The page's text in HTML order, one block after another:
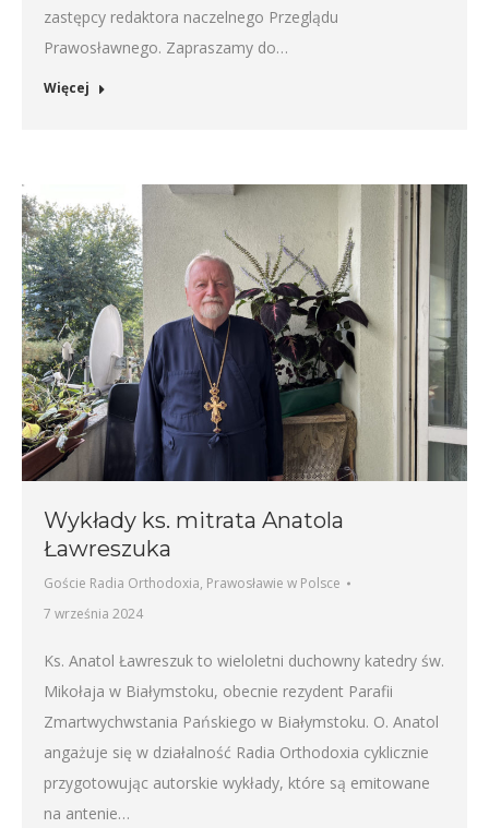
zastępcy redaktora naczelnego Przeglądu
Prawosławnego. Zapraszamy do…
Więcej
Wykłady ks. mitrata Anatola
Ławreszuka
Goście Radia Orthodoxia, Prawosławie w Polsce
7 września 2024
Ks. Anatol Ławreszuk to wieloletni duchowny katedry św.
Mikołaja w Białymstoku, obecnie rezydent Parafii
Zmartwychwstania Pańskiego w Białymstoku. O. Anatol
angażuje się w działalność Radia Orthodoxia cyklicznie
przygotowując autorskie wykłady, które są emitowane
na antenie…